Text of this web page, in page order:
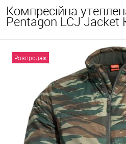
Компресійна
Pentagon LCJ Jacket
Розпродаж